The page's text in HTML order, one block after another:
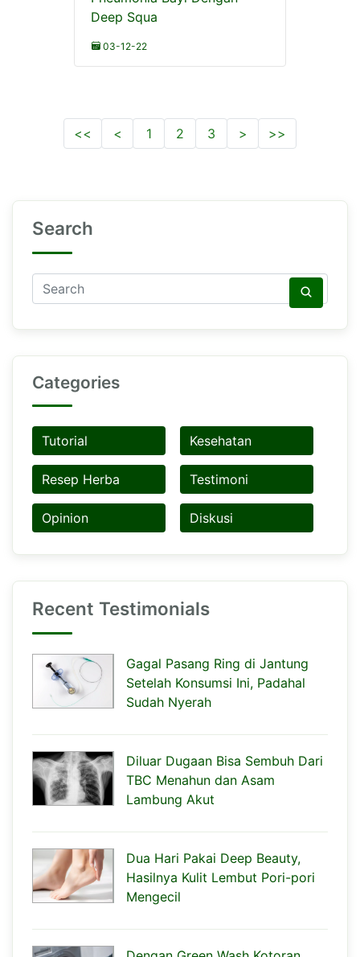
Deep Squa
03-12-22
<< < 1 2 3 > >>
Search
Categories
Tutorial Kesehatan
Resep Herba Testimoni
Opinion Diskusi
Recent Testimonials
Gagal Pasang Ring di Jantung
Setelah Konsumsi Ini, Padahal
Sudah Nyerah
Diluar Dugaan Bisa Sembuh Dari
TBC Menahun dan Asam
Lambung Akut
Dua Hari Pakai Deep Beauty,
Hasilnya Kulit Lembut Pori-pori
Mengecil